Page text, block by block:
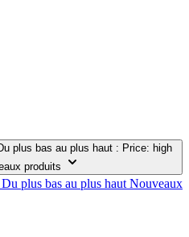
plus bas au plus haut : Price: high
produits
plus bas au plus haut Nouveaux